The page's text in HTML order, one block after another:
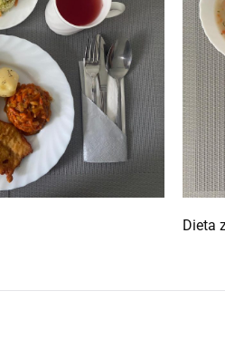
Dieta